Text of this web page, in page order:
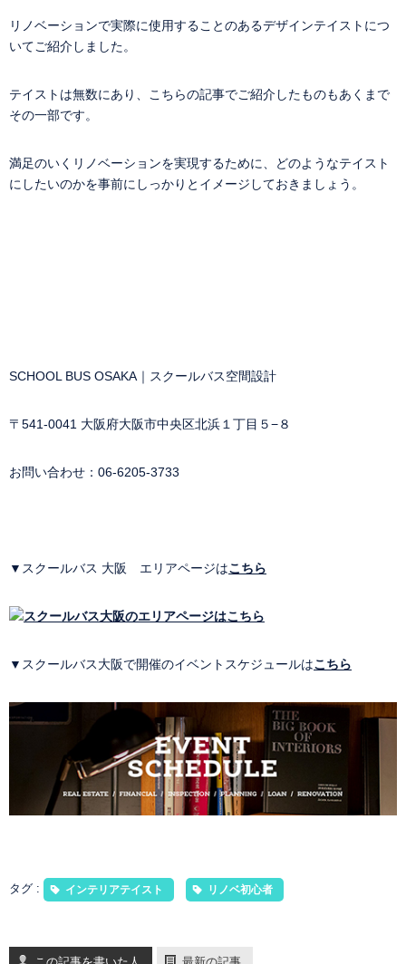
リノベーションで実際に使用することのあるデザインテイストにつ
いてご紹介しました。
テイストは無数にあり、こちらの記事でご紹介したものもあくまで
その一部です。
満足のいくリノベーションを実現するために、どのようなテイスト
にしたいのかを事前にしっかりとイメージしておきましょう。
SCHOOL BUS OSAKA｜スクールバス空間設計
〒541-0041 大阪府大阪市中央区北浜１丁目５−８
お問い合わせ： 06-6205-3733
▼スクールバス 大阪 エリアページはこちら
▼スクールバス大阪で開催のイベントスケジュールはこちら
タグ : インテリアテイスト リノベ初心者